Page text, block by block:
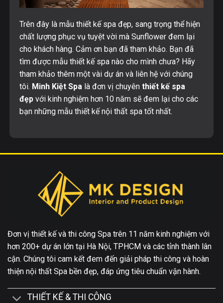
Trên đây là mẫu thiết kế spa đẹp, sang trọng thể hiện
chất lượng phục vụ tuyệt vời mà Sunflower đem lại
cho khách hàng. Cảm ơn bạn đã tham khảo. Bạn đã
tìm được mẫu thiết kế spa nào cho mình chưa? Hãy
tham khảo thêm một vài dự án và liên hệ với chúng
tôi. Minh Kiệt Spalà đơn vị chuyên thiết kế spa
đẹpvới kinh nghiệm hơn 10 năm sẽ đem lại cho các
bạn những mẫu thiết kế nội thất spa tốt nhất.
Đơn vị thiết kế và thi công Spa trên 11 năm kinh nghiệm với
hơn 200+ dự án lớn tại Hà Nội, TPHCM và các tỉnh thành lân
cận. Chúng tôi cam kết đem đến giải pháp thi công và hoàn
thiện nội thất Spa bền đẹp, đáp ứng tiêu chuẩn vận hành.
THIẾT KẾ & THI CÔNG